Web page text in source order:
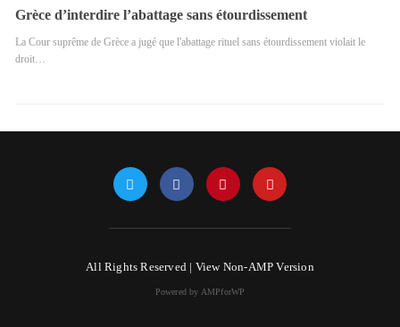
Grèce d’interdire l’abattage sans étourdissement
La Cour suprême de Grèce a jugé que l'abattage rituel sans étourdissement violait le
droit…
All Rights Reserved | View Non-AMP Version
Powered by AMPforWP